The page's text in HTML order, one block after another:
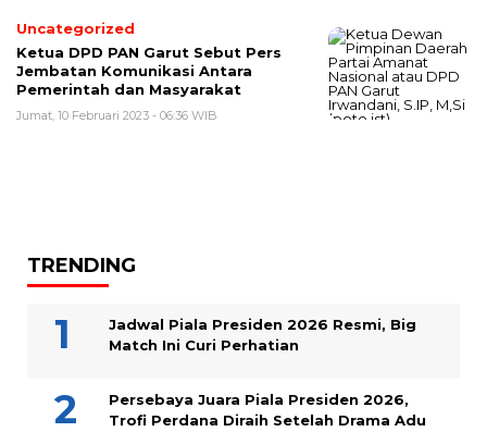
Uncategorized
Ketua DPD PAN Garut Sebut Pers
Jembatan Komunikasi Antara
Pemerintah dan Masyarakat
Jumat, 10 Februari 2023 - 06:36 WIB
TRENDING
Jadwal Piala Presiden 2026 Resmi, Big
Match Ini Curi Perhatian
Persebaya Juara Piala Presiden 2026,
Trofi Perdana Diraih Setelah Drama Adu